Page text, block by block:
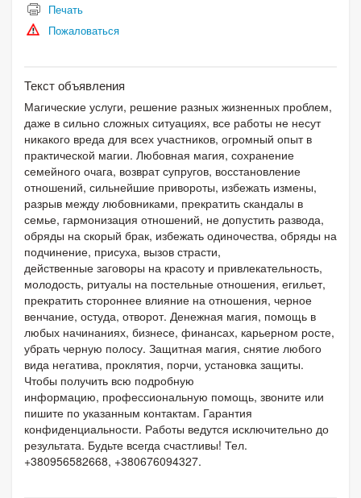
Печать
Пожаловаться
Текст объявления
Магические услуги, решение разных жизненных проблем,
даже в сильно сложных ситуациях, все работы не несут
никакого вреда для всех участников, огромный опыт в
практической магии. Любовная магия, сохранение
семейного очага, возврат супругов, восстановление
отношений, сильнейшие привороты, избежать измены,
разрыв между любовниками, прекратить скандалы в
семье, гармонизация отношений, не допустить развода,
обряды на скорый брак, избежать одиночества, обряды на
подчинение, присуха, вызов страсти,
действенные заговоры на красоту и привлекательность,
молодость, ритуалы на постельные отношения, егильет,
прекратить стороннее влияние на отношения, черное
венчание, остуда, отворот. Денежная магия, помощь в
любых начинаниях, бизнесе, финансах, карьерном росте,
убрать черную полосу. Защитная магия, снятие любого
вида негатива, проклятия, порчи, установка защиты.
Чтобы получить всю подробную
информацию, профессиональную помощь, звоните или
пишите по указанным контактам. Гарантия
конфиденциальности. Работы ведутся исключительно до
результата. Будьте всегда счастливы! Тел.
+380956582668, +380676094327.